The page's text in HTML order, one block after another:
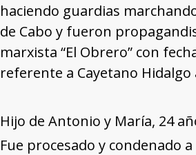
haciendo guardias
de Cabo y fueron
marxista “El Obrero” con
referente a Cayetano
Hijo de Antonio y María, 24
Fue procesado y condenado